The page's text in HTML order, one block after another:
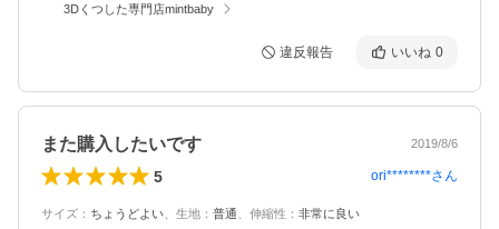
3Dくつした専門店mintbaby
違反報告 いいね 0
また購入したいです 2019/8/6
5 ori********さん
サイズ ： ちょうどよい 生地 ： 普通 伸縮性 ： 非常に良い